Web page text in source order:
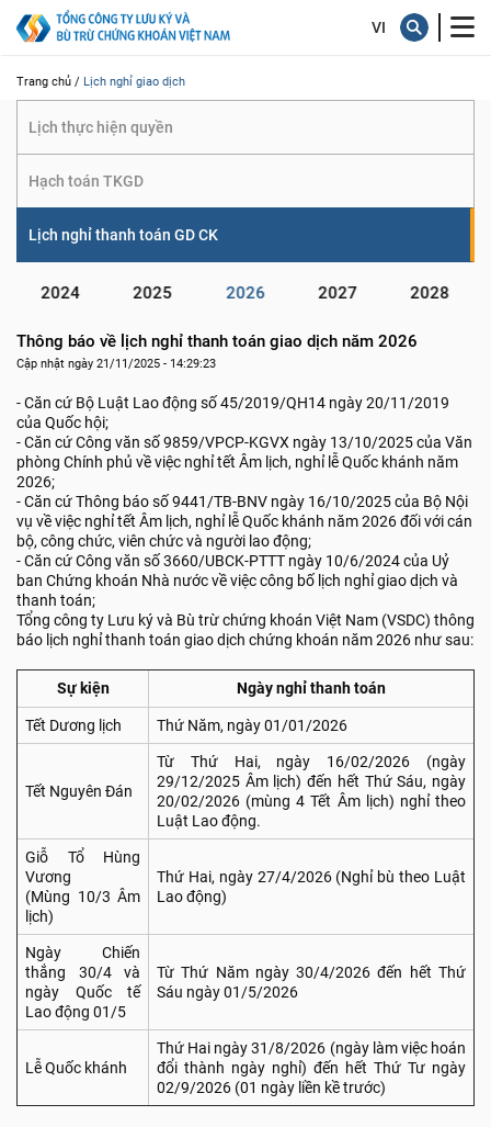
Trang chủ / Lịch nghỉ giao dịch
Lịch thực hiện quyền
Hạch toán TKGD
Lịch nghỉ thanh toán GD CK
2024 2025 2026 2027 2028
Thông báo về lịch nghỉ thanh toán giao dịch năm 2026
Cập nhật ngày 21/11/2025 - 14:29:23
- Căn cứ Bộ Luật Lao động số 45/2019/QH14 ngày 20/11/2019
của Quốc hội;
- Căn cứ Công văn số 9859/VPCP-KGVX ngày 13/10/2025 của Văn
phòng Chính phủ về việc nghỉ tết Âm lịch, nghỉ lễ Quốc khánh năm
2026;
- Căn cứ Thông báo số 9441/TB-BNV ngày 16/10/2025 của Bộ Nội
vụ về việc nghỉ tết Âm lịch, nghỉ lễ Quốc khánh năm 2026 đối với cán
bộ, công chức, viên chức và người lao động;
- Căn cứ Công văn số 3660/UBCK-PTTT ngày 10/6/2024 của Uỷ
ban Chứng khoán Nhà nước về việc công bố lịch nghỉ giao dịch và
thanh toán;
Tổng công ty Lưu ký và Bù trừ chứng khoán Việt Nam (VSDC) thông
báo lịch nghỉ thanh toán giao dịch chứng khoán năm 2026 như sau:
Sự kiện Ngày nghỉ thanh toán
Tết Dương lịch Thứ Năm, ngày 01/01/2026
Tết Nguyên Đán
Từ Thứ Hai, ngày 16/02/2026 (ngày
29/12/2025 Âm lịch) đến hết Thứ Sáu, ngày
20/02/2026 (mùng 4 Tết Âm lịch) nghỉ theo
Luật Lao động.
Giỗ Tổ Hùng
Vương
(Mùng 10/3 Âm
lịch)
Thứ Hai, ngày 27/4/2026 (Nghỉ bù theo Luật
Lao động)
Ngày Chiến
thắng 30/4 và
ngày Quốc tế
Lao động 01/5
Từ Thứ Năm ngày 30/4/2026 đến hết Thứ
Sáu ngày 01/5/2026
Lễ Quốc khánh
Thứ Hai ngày 31/8/2026 (ngày làm việc hoán
đổi thành ngày nghỉ) đến hết Thứ Tư ngày
02/9/2026 (01 ngày liền kề trước)